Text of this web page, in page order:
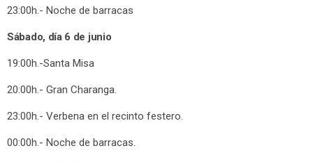
23:00h.- Noche de barracas
Sábado, día 6 de junio
19:00h.-Santa Misa
20:00h.- Gran Charanga.
23:00h.- Verbena en el recinto festero.
00:00h.- Noche de barracas.